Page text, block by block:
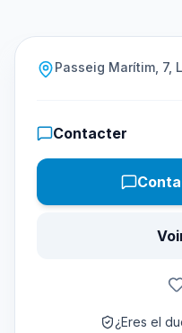
Passeig Marítim, 7,
Contacter
¿Eres el